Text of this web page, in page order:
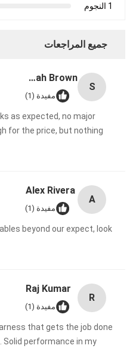
1 النجوم
جميع المراجعات
S
Sarah Brown
مفيدة (1)
as expected, no major
for the price, but nothing
A
Alex Rivera
مفيدة (1)
beyond our expect, look
R
Raj Kumar
مفيدة (1)
that gets the job done
Solid performance in my